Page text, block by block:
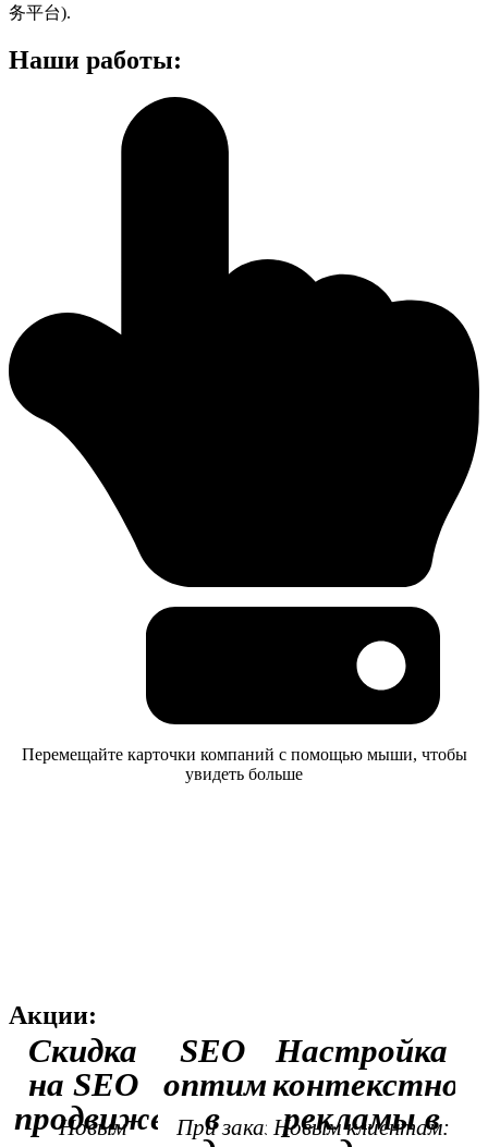
务平台).
Наши работы:
Перемещайте карточки компаний с помощью мыши, чтобы
увидеть больше
Акции:
Скидка
на SEO
продвижение
Новым
SEO
оптимизация
в
При заказе
Настройка
контекстной
рекламы в
Новым клиентам: